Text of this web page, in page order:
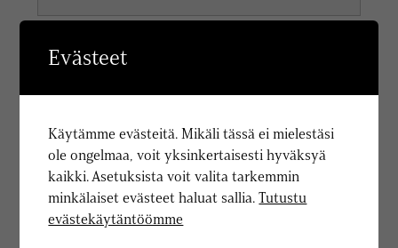
Puhelinnumero
Paikkakunta*
Evästeet
Käytämme evästeitä. Mikäli tässä ei mielestäsi
ole ongelmaa, voit yksinkertaisesti hyväksyä
kaikki. Asetuksista voit valita tarkemmin
minkälaiset evästeet haluat sallia.Tutustu
evästekäytäntöömme